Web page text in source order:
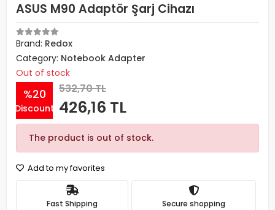
ASUS M90 Adaptör Şarj Cihazı
Brand: Redox
Category: Notebook Adapter
Out of stock
%20
Discount
532,70 TL
426,16 TL
The product is out of stock.
Add to my favorites
Fast Shipping Secure shopping